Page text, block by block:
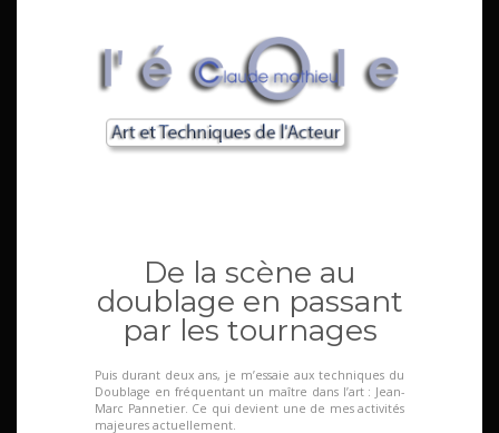
De la scène au
doublage en passant
par les tournages
Puis durant deux ans, je m’essaie aux techniques du
Doublage en fréquentant un maître dans l’art : Jean-
Marc Pannetier. Ce qui devient une de mes activités
majeures actuellement.